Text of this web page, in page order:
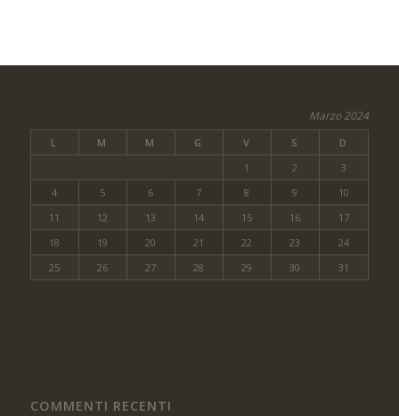
Marzo 2024
L M M G V S
D
1
2
3
4
5 6 7 8 9
10
11
12 13 14 15 16
17
18
19 20 21 22 23
24
25
26 27 28 29 30 31
COMMENTI RECENTI